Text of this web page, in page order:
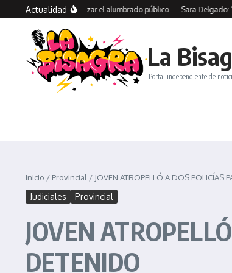
Saltar al contenido
Actualidad
SPSE para modernizar el alumbrado público Sara Delgado: “Es
La
Portal independiente de
Inicio / Provincial / JOVEN ATROPELLÓ A DOS POLICÍAS
Judiciales Provincial
JOVEN
DETENIDO